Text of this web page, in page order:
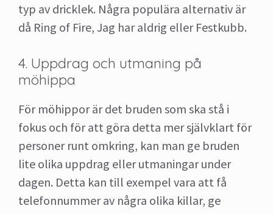
typ av dricklek. Några populära alternativ är
då Ring of Fire, Jag har aldrig eller Festkubb.
4. Uppdrag och utmaning på
möhippa
För möhippor är det bruden som ska stå i
fokus och för att göra detta mer självklart för
personer runt omkring, kan man ge bruden
lite olika uppdrag eller utmaningar under
dagen. Detta kan till exempel vara att få
telefonnummer av några olika killar, ge